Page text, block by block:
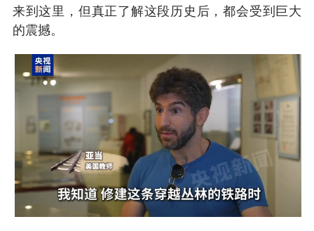
来到这里，但真正了解这段历史后，都会受到巨大
的震撼。